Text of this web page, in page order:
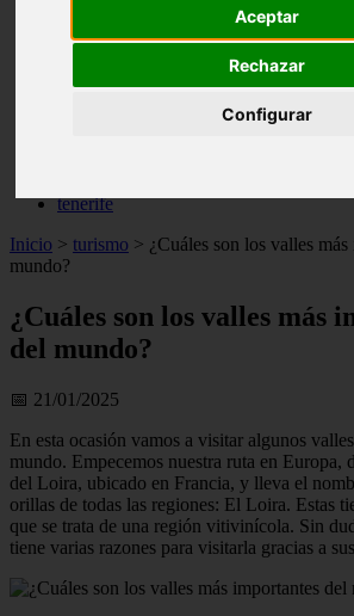
Aceptar
Rechazar
Configurar
category
tenerife
Inicio > turismo > ¿Cuáles son los valles
mundo?
¿Cuáles son los valles más
del mundo?
📅 21/01/2025
En esta ocasión vamos a visitar algunos
mundo. Empecemos nuestra ruta en Europa,
del Loira, ubicado en Francia, y lleva el
orillas de todas las regiones: El Loira. Estas
que se trata de una región vitivinícola. Sin
tiene varias razones para visitarla gracias a